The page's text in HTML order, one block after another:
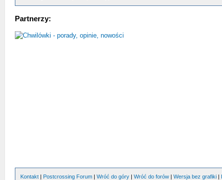
Partnerzy:
Kontakt Postcrossing Forum Wróć do góry Wróć do forów Wersja bez grafiki